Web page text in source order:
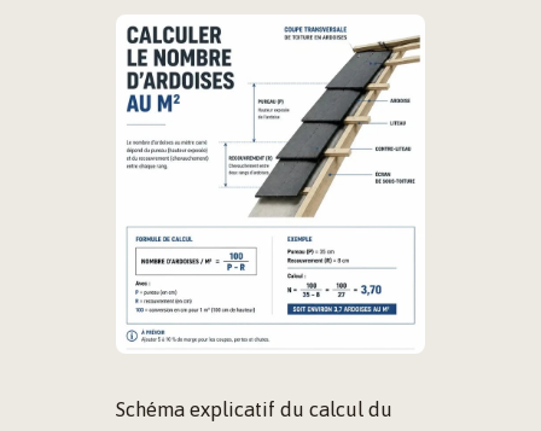
Schéma explicatif du calcul du